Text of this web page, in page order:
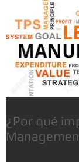
¿Por qué